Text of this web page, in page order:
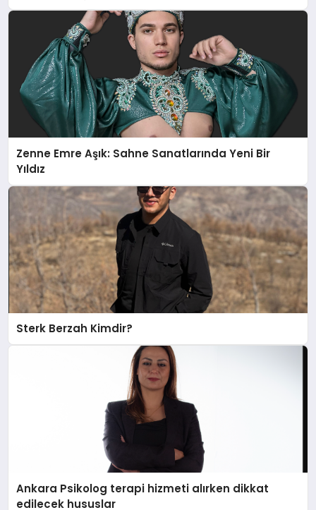
Zenne Emre Aşık: Sahne Sanatlarında Yeni Bir
Yıldız
Sterk Berzah Kimdir?
Ankara Psikolog terapi hizmeti alırken dikkat
edilecek hususlar